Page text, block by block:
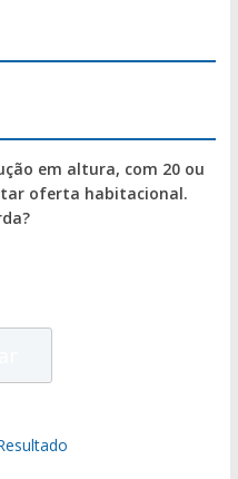
em altura, com 20 ou
oferta habitacional.